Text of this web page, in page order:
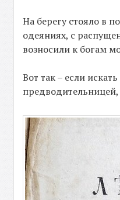
На берегу стояло в
одеяниях, с
возносили к богам
Вот так – если